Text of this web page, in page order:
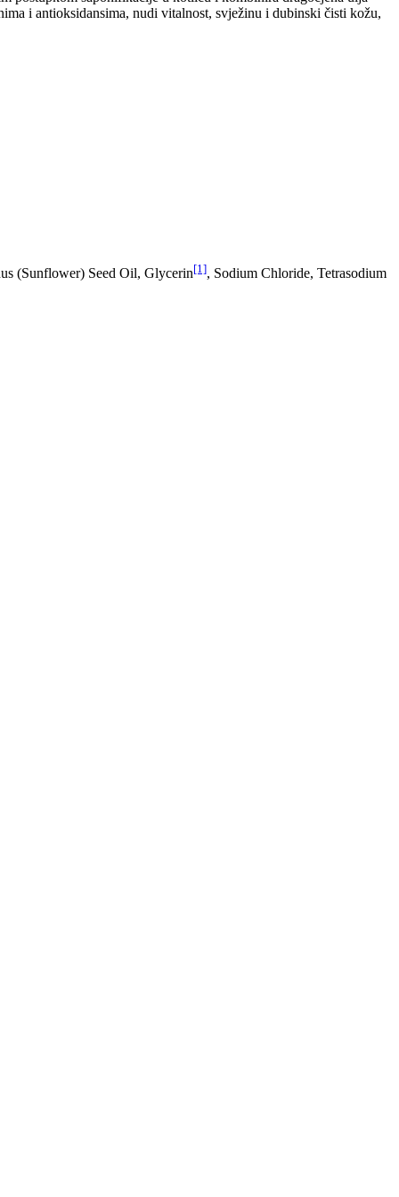
i antioksidansima, nudi vitalnost, svježinu i dubinski čisti kožu,
(Sunflower) Seed Oil, Glycerin[1], Sodium Chloride, Tetrasodium